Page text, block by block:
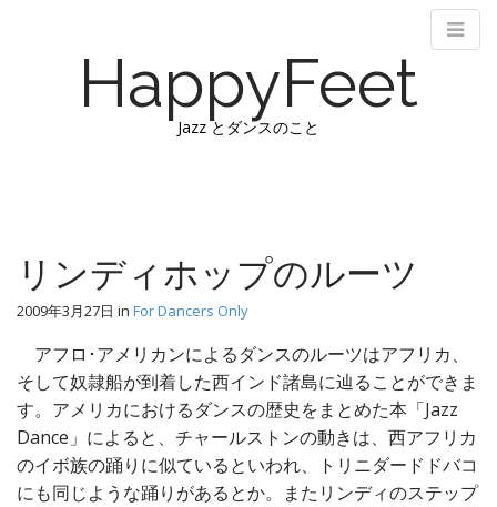
HappyFeet
Jazz とダンスのこと
n
m
e
u
c
t
e
n
t
リンディホップのルーツ
2009年3月27日 in For Dancers Only
アフロ･アメリカンによるダンスのルーツはアフリカ、
そして奴隷船が到着した西インド諸島に辿ることができま
す。 アメリカにおけるダンスの歴史をまとめた本「Jazz
Dance」によると、チャールストンの動きは、西アフリカ
のイボ族の踊りに似ているといわれ、トリニダードドバコ
にも同じような踊りがあるとか。またリンディのステップ